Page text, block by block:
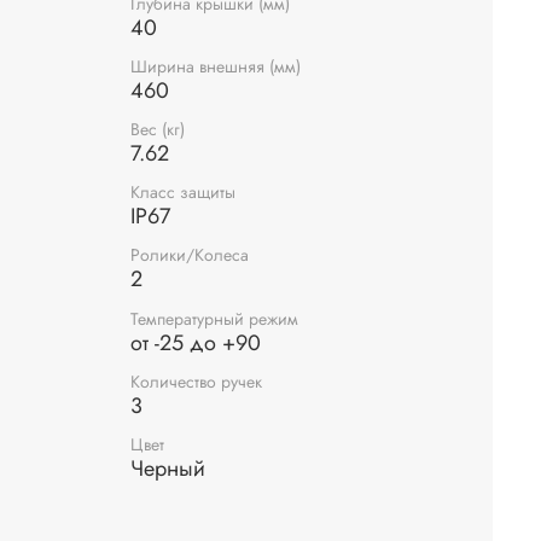
40
Ширина внешняя (мм)
460
Вес (кг)
7.62
Класс защиты
IP67
Ролики/Колеса
2
Температурный режим
от -25 до +90
Количество ручек
3
Цвет
Черный